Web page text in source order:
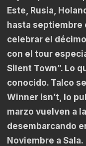
Este, Rusia,
hasta septiembre
celebrar el
con el tour
Silent Town”. Lo
conocido. Talco
Winner isn’t, lo
marzo vuelven a
desembarcando
Noviembre a Sala.